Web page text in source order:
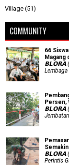
Village (51)
COMMUNITY
66
Magang
𝗕𝗟𝗢𝗥𝗔
Lembaga
Persen,
𝗕𝗟𝗢𝗥𝗔
𝗕𝗟𝗢𝗥𝗔
Perintis